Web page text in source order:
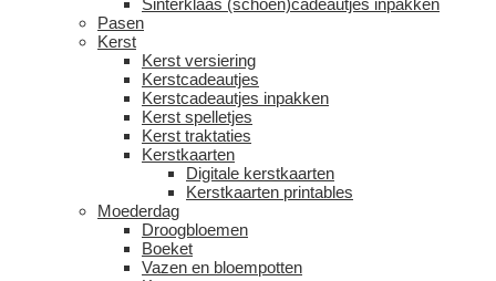
Sinterklaas (schoen)cadeautjes inpakken
Pasen
Kerst
Kerst versiering
Kerstcadeautjes
Kerstcadeautjes inpakken
Kerst spelletjes
Kerst traktaties
Kerstkaarten
Digitale kerstkaarten
Kerstkaarten printables
Moederdag
Droogbloemen
Boeket
Vazen en bloempotten